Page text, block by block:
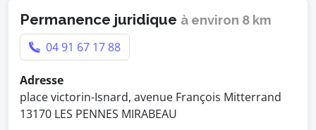
Permanence juridique à environ 8 km
04 91 67 17 88
Adresse
place victorin-Isnard, avenue François Mitterrand
13170 LES PENNES MIRABEAU